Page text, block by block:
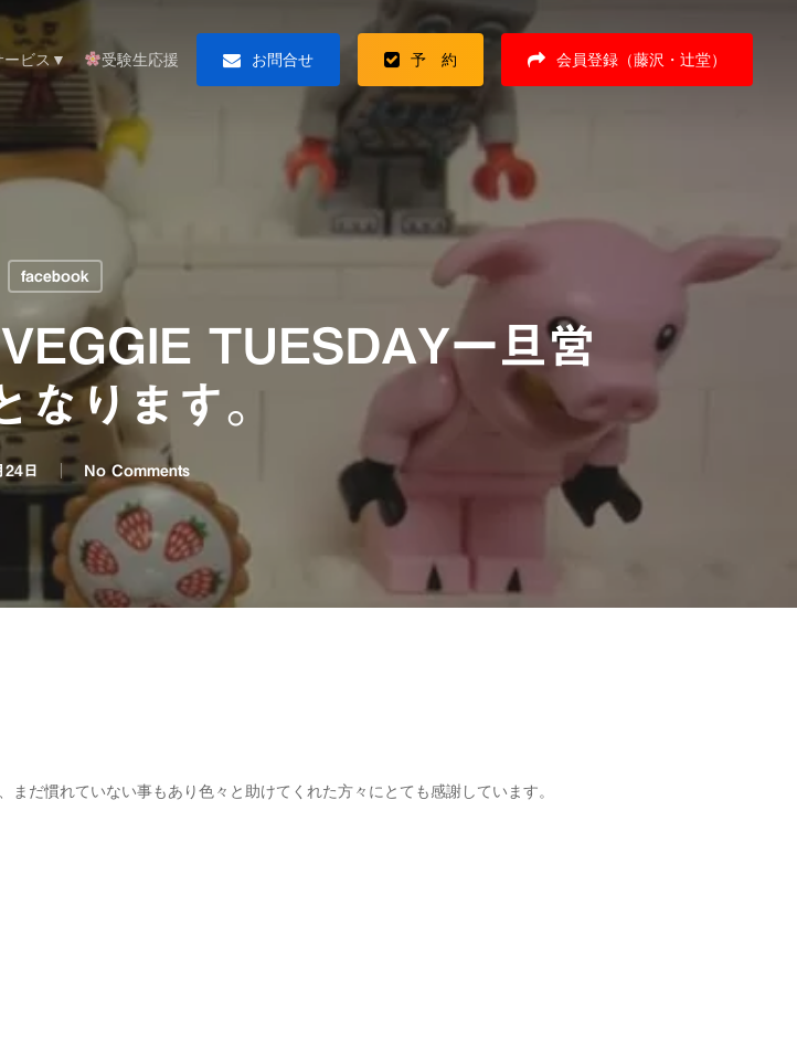
ービス▼ 受験生応援 お問合せ 予 約 会員登録（藤沢・辻堂）
facebook
TUESDAY一旦営
なります。
日 No Comments
だ慣れていない事もあり色々と助けてくれた方々にとても感謝しています。